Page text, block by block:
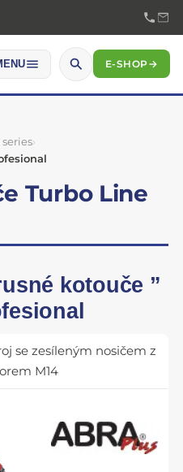
E-SHOP→
›
Turbo Line
kotouče ”
se zesíleným nosičem z
M14